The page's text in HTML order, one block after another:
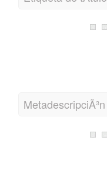
MetadescripciÃ³n